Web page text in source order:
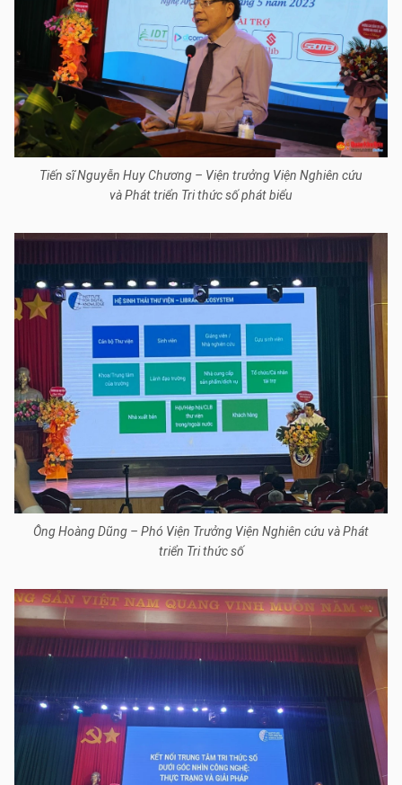
Tiến sĩ Nguyễn Huy Chương – Viện trưởng Viện Nghiên cứu
và Phát triển Tri thức số phát biểu
Ông Hoàng Dũng – Phó Viện Trưởng Viện Nghiên cứu và Phát
triển Tri thức số